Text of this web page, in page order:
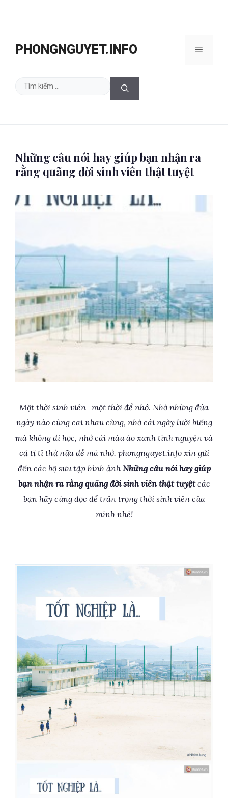
PHONGNGUYET.INFO Menu
Tìm
Những câu nói hay giúp bạn nhận ra
rằng quãng đời sinh viên thật tuyệt
Một thời sinh viên_một thời để nhớ. Nhớ những đứa
ngày nào cũng cãi nhau cùng, nhớ cái ngày lười biếng
mà không đi học, nhớ cái màu áo xanh tình nguyện và
cả tỉ tỉ thứ nữa để mà nhớ. phongnguyet.info xin gửi
đến các bộ sưu tập hình ảnh Những câu nói hay giúp
bạn nhận ra rằng quãng đời sinh viên thật tuyệtcác
bạn hãy cùng đọc để trân trọng thời sinh viên của
mình nhé!